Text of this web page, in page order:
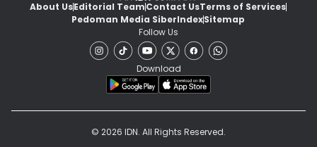
About UsEditorial TeamContact UsTerms of Services
Pedoman Media SiberIndexSitemap
Follow Us
Download
© 2026 IDN. All Rights Reserved.